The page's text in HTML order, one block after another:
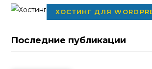
ХОСТИНГ ДЛЯ
Последние публикации